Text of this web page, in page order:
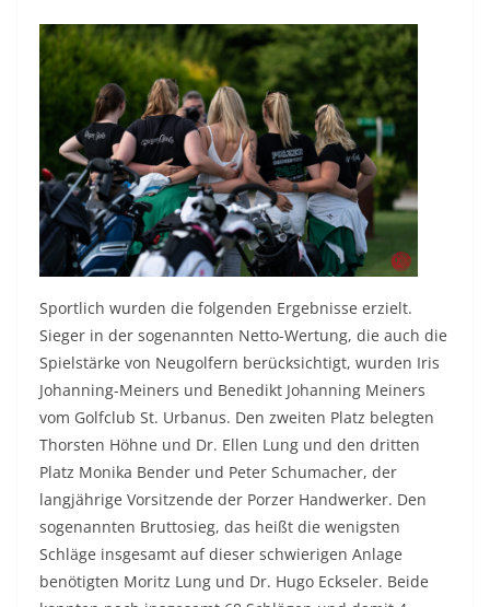
Sportlich wurden die folgenden Ergebnisse erzielt.
Sieger in der sogenannten Netto-Wertung, die auch die
Spielstärke von Neugolfern berücksichtigt, wurden Iris
Johanning-Meiners und Benedikt Johanning Meiners
vom Golfclub St. Urbanus. Den zweiten Platz belegten
Thorsten Höhne und Dr. Ellen Lung und den dritten
Platz Monika Bender und Peter Schumacher, der
langjährige Vorsitzende der Porzer Handwerker. Den
sogenannten Bruttosieg, das heißt die wenigsten
Schläge insgesamt auf dieser schwierigen Anlage
benötigten Moritz Lung und Dr. Hugo Eckseler. Beide